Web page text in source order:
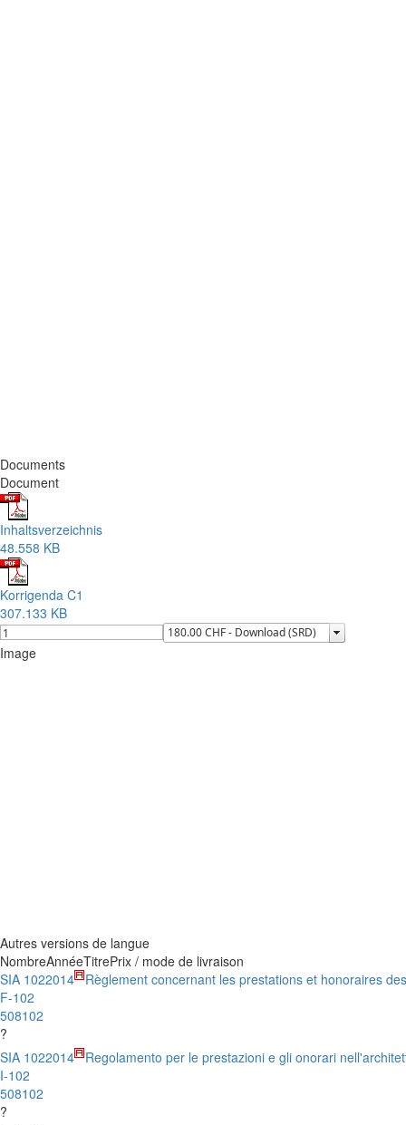
Documents
Document
Inhaltsverzeichnis
48.558 KB
Korrigenda C1
307.133 KB
Image
Autres versions de langue
NombreAnnéeTitrePrix / mode de livraison
SIA 102
F-102
508102
?
2014 Règlement concernant les prestations et honoraires
SIA 102
I-102
508102
?
2014 Regolamento per le prestazioni e gli onorari